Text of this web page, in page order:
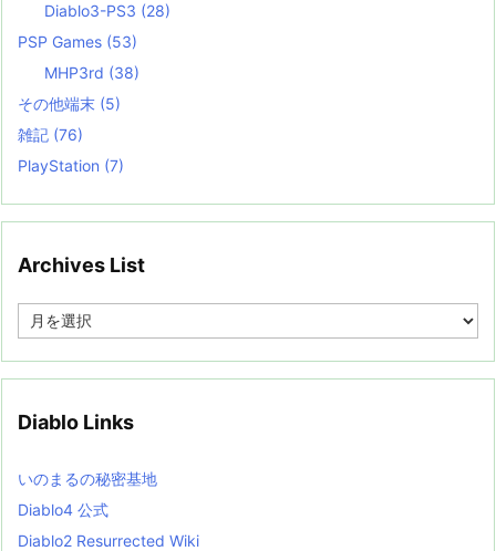
Diablo3-PS3 (28)
PSP Games (53)
MHP3rd (38)
その他端末 (5)
雑記 (76)
PlayStation (7)
Archives List
e
i
s
t
Diablo Links
いのまるの秘密基地
Diablo4 公式
Diablo2 Resurrected Wiki